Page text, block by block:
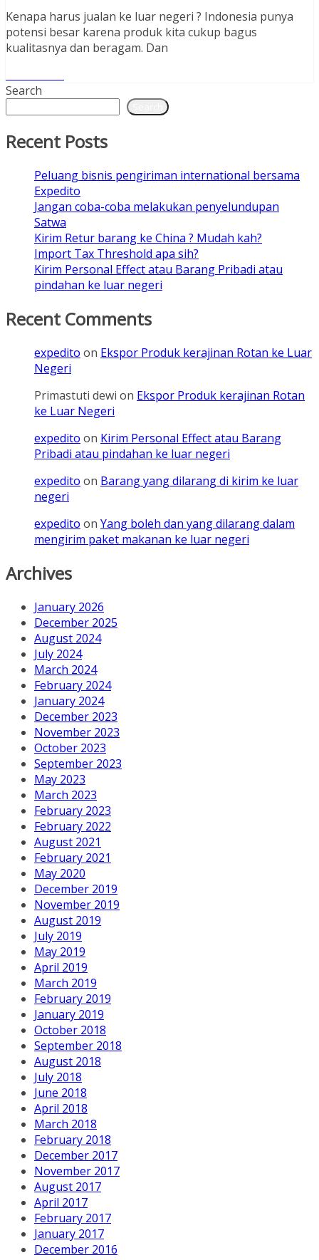
Kenapa harus jualan ke luar negeri ? Indonesia punya
potensi besar karena produk kita cukup bagus
kualitasnya dan beragam. Dan
Search
Recent Posts
Peluang bisnis pengiriman international bersama
Expedito
Jangan coba-coba melakukan penyelundupan
Satwa
Kirim Retur barang ke China ? Mudah kah?
Import Tax Threshold apa sih?
Kirim Personal Effect atau Barang Pribadi atau
pindahan ke luar negeri
Recent Comments
expedito on Ekspor Produk kerajinan Rotan ke Luar
Negeri
Primastuti dewi on Ekspor Produk kerajinan Rotan
ke Luar Negeri
expedito on Kirim Personal Effect atau Barang
Pribadi atau pindahan ke luar negeri
expedito on Barang yang dilarang di kirim ke luar
negeri
expedito on Yang boleh dan yang dilarang dalam
mengirim paket makanan ke luar negeri
Archives
January 2026
December 2025
August 2024
July 2024
March 2024
February 2024
January 2024
December 2023
November 2023
October 2023
September 2023
May 2023
March 2023
February 2023
February 2022
August 2021
February 2021
May 2020
December 2019
November 2019
August 2019
July 2019
May 2019
April 2019
March 2019
February 2019
January 2019
October 2018
September 2018
August 2018
July 2018
June 2018
April 2018
March 2018
February 2018
December 2017
November 2017
August 2017
April 2017
February 2017
January 2017
December 2016